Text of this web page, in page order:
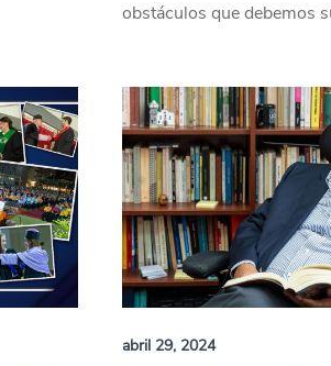
obstáculos que debemos
abril 29, 2024